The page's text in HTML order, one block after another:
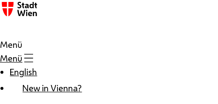
Zum Inhalt
Menü
Menü
English
New in Vienna?